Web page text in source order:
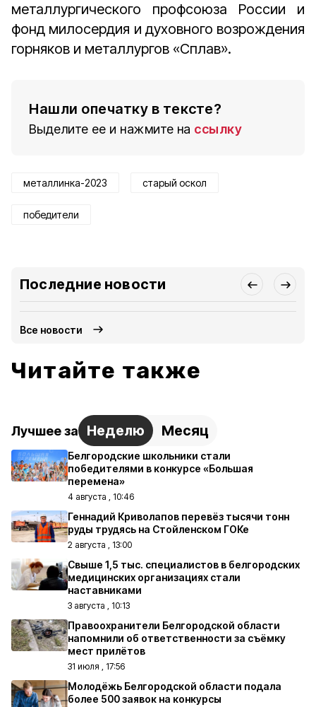
металлургического профсоюза России и
фонд милосердия и духовного возрождения
горняков и металлургов «Сплав».
Нашли опечатку в тексте?
Выделите ее и нажмите на ссылку
металлинка-2023 старый оскол
победители
Последние новости
Все новости
Читайте также
Лучшее за Неделю Месяц
Белгородские школьники стали
победителями в конкурсе «Большая
перемена»
4 августа , 10:46
Геннадий Криволапов перевёз тысячи тонн
руды трудясь на Стойленском ГОКе
2 августа , 13:00
Свыше 1,5 тыс. специалистов в белгородских
медицинских организациях стали
наставниками
3 августа , 10:13
Правоохранители Белгородской области
напомнили об ответственности за съёмку
мест прилётов
31 июля , 17:56
Молодёжь Белгородской области подала
более 500 заявок на конкурсы